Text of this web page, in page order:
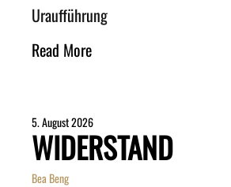
Uraufführung
Read More
5. August 2026
WIDERSTAND
Bea Beng